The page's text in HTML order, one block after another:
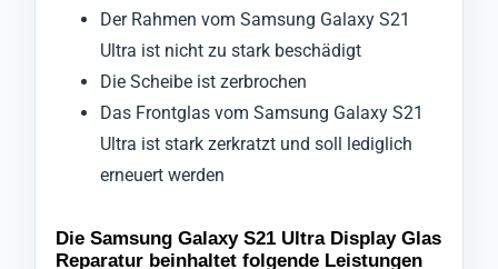
Der Rahmen vom Samsung Galaxy S21
Ultra ist nicht zu stark beschädigt
Die Scheibe ist zerbrochen
Das Frontglas vom Samsung Galaxy S21
Ultra ist stark zerkratzt und soll lediglich
erneuert werden
Die Samsung Galaxy S21 Ultra Display Glas
Reparatur beinhaltet folgende Leistungen